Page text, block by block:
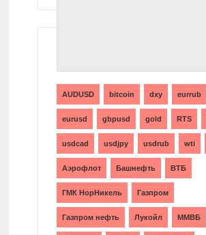
AUDUSD bitcoin dxy eurrub
eurusd gbpusd gold RTS
usdcad usdjpy usdrub wti
Аэрофлот Башнефть ВТБ
ГМК НорНикель Газпром
Газпром нефть Лукойл ММВБ